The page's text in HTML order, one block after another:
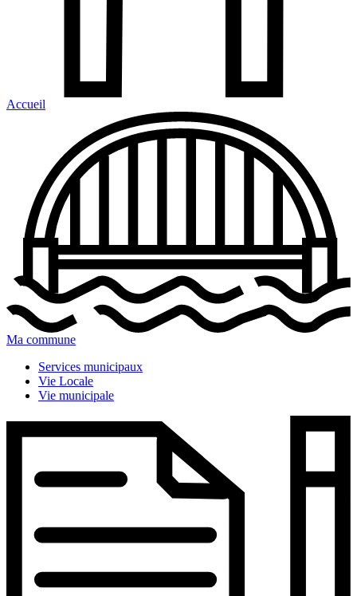
Accueil
Ma commune
Services municipaux
Vie Locale
Vie municipale